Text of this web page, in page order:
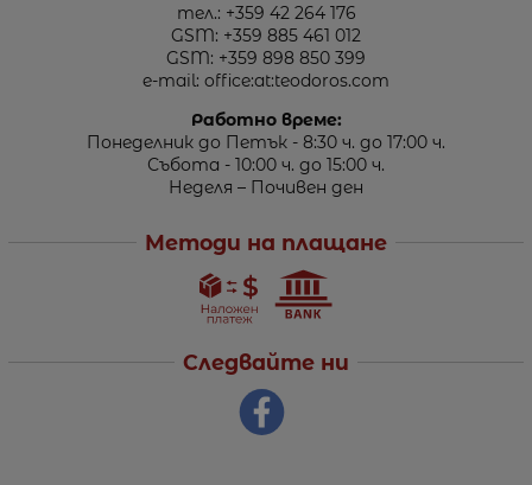
тел.: +359 42 264 176
GSM: +359 885 461 012
GSM: +359 898 850 399
e-mail: office:at:teodoros.com
Работно време:
Понеделник до Петък - 8:30 ч. до 17:00 ч.
Събота - 10:00 ч. до 15:00 ч.
Неделя – Почивен ден
Методи на плащане
Следвайте ни